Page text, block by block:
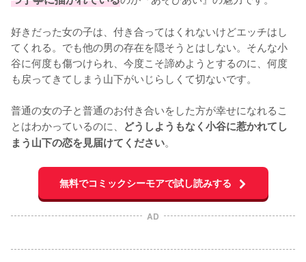
好きだった女の子は、付き合ってはくれないけどエッチはし
てくれる。でも他の男の存在を隠そうとはしない。そんな小
谷に何度も傷つけられ、今度こそ諦めようとするのに、何度
も戻ってきてしまう山下がいじらしくて切ないです。
普通の女の子と普通のお付き合いをした方が幸せになれるこ
とはわかっているのに、 どうしようもなく小谷に惹かれてし
まう山下の恋を見届けてください。
無料でコミックシーモアで試し読みする
AD